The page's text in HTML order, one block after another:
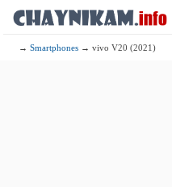
→Smartphones → vivo V20 (2021)